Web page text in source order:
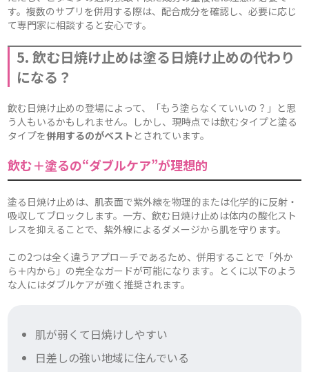
す。複数のサプリを併用する際は、配合成分を確認し、必要に応じ
て専門家に相談すると安心です。
5. 飲む日焼け止めは塗る日焼け止めの代わり
になる？
飲む日焼け止めの登場によって、「もう塗らなくていいの？」と思
う人もいるかもしれません。しかし、現時点では飲むタイプと塗る
タイプを併用するのがベスト とされています。
飲む＋塗るの“ダブルケア”が理想的
塗る日焼け止めは、肌表面で紫外線を物理的または化学的に反射・
吸収してブロックします。一方、飲む日焼け止めは体内の酸化スト
レスを抑えることで、紫外線によるダメージから肌を守ります。
この2つは全く違うアプローチであるため、併用することで「外か
ら＋内から」の完全なガードが可能になります。とくに以下のよう
な人にはダブルケアが強く推奨されます。
肌が弱くて日焼けしやすい
日差しの強い地域に住んでいる